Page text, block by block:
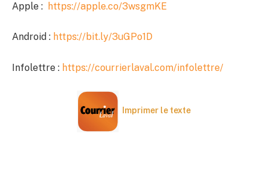
Apple : https://apple.co/3wsgmKE
Android : https://bit.ly/3uGPo1D
Infolettre : https://courrierlaval.com/infolettre/
Imprimer le texte